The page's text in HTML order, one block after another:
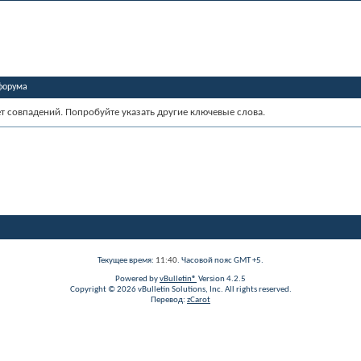
совпадений. Попробуйте указать другие ключевые слова.
Текущее время: 11:40. Часовой пояс GMT +5.
Powered byvBulletin® Version 4.2.5
Copyright © 2026 vBulletin Solutions, Inc. All rights reserved.
Перевод: zCarot